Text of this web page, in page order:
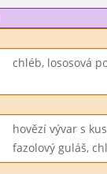
chléb, lososová
hovězí vývar s
fazolový guláš,